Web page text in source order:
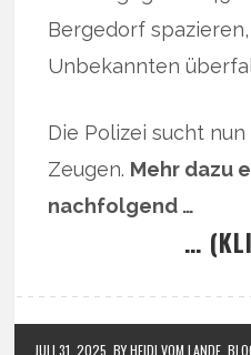
Bergedorf
Unbekannten
Die Polizei sucht
Zeugen. Mehr dazu
nachfolgend …
…
JULI 31, 2025 BY HEIDI VOM LANDE,